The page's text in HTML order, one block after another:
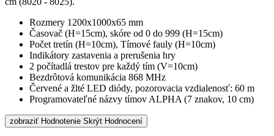
Rozmery 1200x1000x65 mm
Časovač (H=15cm), skóre od 0 do 999 (H=15cm)
Počet tretín (H=10cm), Tímové fauly (H=10cm)
Indikátory zastavenia a prerušenia hry
2 počítadlá trestov pre každý tím (V=10cm)
Bezdrôtová komunikácia 868 MHz
Červené a žlté LED diódy, pozorovacia vzdialenosť: 60 m
Programovateľné názvy tímov ALPHA (7 znakov, 10 cm)
zobraziť Hodnotenie Skrýt Hodnocení